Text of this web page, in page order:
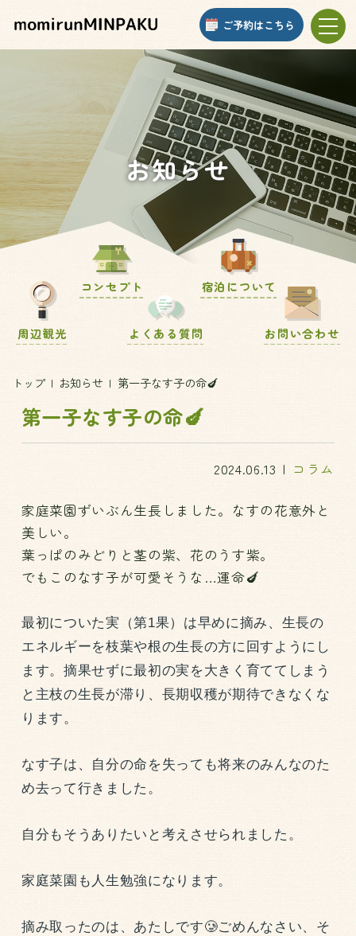
toggle
ご予約はこちら
お知らせ
コンセプト 宿泊について
周辺観光 よくある質問 お問い合わせ
トップ お知らせ 第一子なす子の命🍆
第一子なす子の命🍆
2024.06.13 コラム
家庭菜園ずいぶん生長しました。なすの花意外と
美しい。
葉っぱのみどりと茎の紫、花のうす紫。
でもこのなす子が可愛そうな…運命🍆
最初についた実（第1果）は早めに摘み、生長の
エネルギーを枝葉や根の生長の方に回すようにし
ます。摘果せずに最初の実を大きく育ててしまう
と主枝の生長が滞り、長期収穫が期待できなくな
ります。
なす子は、自分の命を失っても将来のみんなのた
め去って行きました。
自分もそうありたいと考えさせられました。
家庭菜園も人生勉強になります。
摘み取ったのは、あたしです🥲ごめんなさい、そ